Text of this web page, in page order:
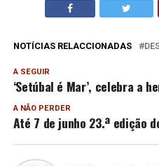
NOTÍCIAS RELACCIONADAS
A SEGUIR
‘Setúbal é Mar’, celebra a
A NÃO PERDER
Até 7 de junho 23.ª edição